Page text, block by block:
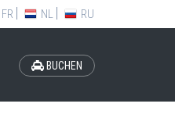
FR NL RU
BUCHEN